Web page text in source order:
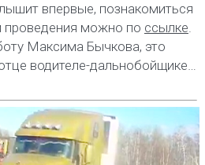
впервые, познакомиться
проведения можно по ссылке.
Максима Бычкова, это
водителе-дальнобойщике…